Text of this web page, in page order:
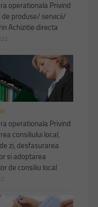
operationala Privind
de produse/ servicii/
Achizitie directa
operationala Privind
consiliului local,
zi, desfasurarea
si adoptarea
de consiliu local